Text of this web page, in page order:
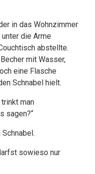
in das Wohnzimmer
die Arme
abstellte.
mit Wasser,
eine Flasche
Schnabel hielt.
man
sagen?“
sowieso nur